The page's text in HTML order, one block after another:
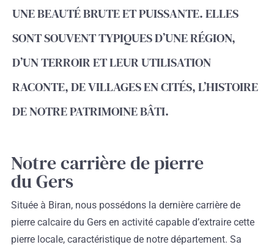
UNE BEAUTÉ BRUTE ET PUISSANTE. ELLES
SONT SOUVENT TYPIQUES D’UNE RÉGION,
D’UN TERROIR ET LEUR UTILISATION
RACONTE, DE VILLAGES EN CITÉS, L’HISTOIRE
DE NOTRE PATRIMOINE BÂTI.
Notre carrière de pierre
du Gers
Située à Biran, nous possédons la dernière carrière de
pierre calcaire du Gers en activité capable d’extraire cette
pierre locale, caractéristique de notre département. Sa